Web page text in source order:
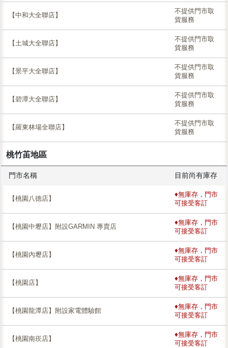
【中和大全聯店】
不提供門市取
貨服務
【土城大全聯店】
不提供門市取
貨服務
【景平大全聯店】
不提供門市取
貨服務
【碧潭大全聯店】
不提供門市取
貨服務
【羅東林場全聯店】
不提供門市取
貨服務
桃竹苖地區
門市名稱 目前尚有庫存
【桃園八德店】
♦無庫存，門市
可接受客訂
【桃園中壢店】附設GARMIN 專賣店
♦無庫存，門市
可接受客訂
【桃園內壢店】
♦無庫存，門市
可接受客訂
【桃園店】
♦無庫存，門市
可接受客訂
【桃園龍潭店】附設家電體驗館
♦無庫存，門市
可接受客訂
【桃園南崁店】
♦無庫存，門市
可接受客訂